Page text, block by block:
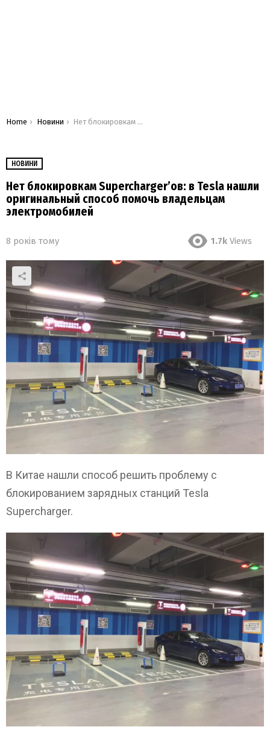
You are here:
Home Новини Нет блокировкам Supercharger’ов: в Tesla нашли оригинальный способ помочь владельцам электромобилей
НОВИНИ
Нет блокировкам Supercharger’ов: в Tesla нашли
оригинальный способ помочь владельцам
электромобилей
8 років тому 1.7k Views
В Китае нашли способ решить проблему с
блокированием зарядных станций Tesla
Supercharger.